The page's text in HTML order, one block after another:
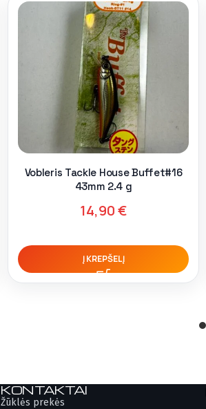
Vobleris Tackle House Buffet#16
43mm 2.4 g
14,90€
Į KREPŠELĮ
KONTAKTAI
Žūklės prekės